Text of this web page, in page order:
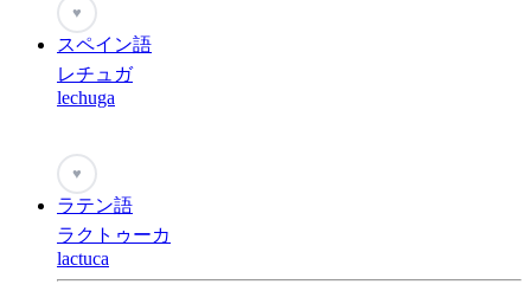
♥
スペイン語
レチュガ
lechuga
♥
ラテン語
ラクトゥーカ
lactuca